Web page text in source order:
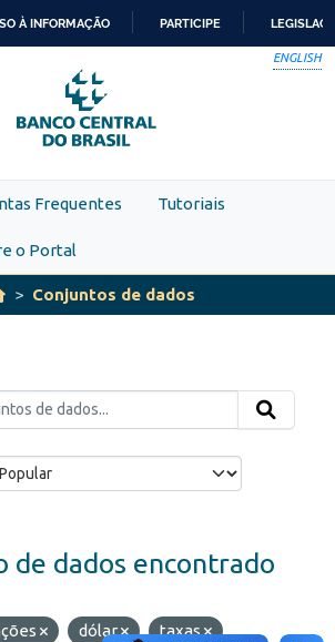
PARA
O
CONTEÚDO
À INFORMAÇÃO PARTICIPE
ENGLISH
Frequentes Tutoriais
o Portal
Conjuntos de dados
de dados encontrado
dólar
taxas